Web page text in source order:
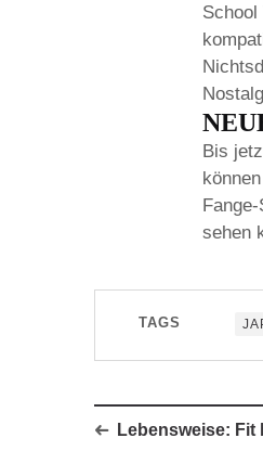
Bis
sehen
TAGS
Lebensweise: